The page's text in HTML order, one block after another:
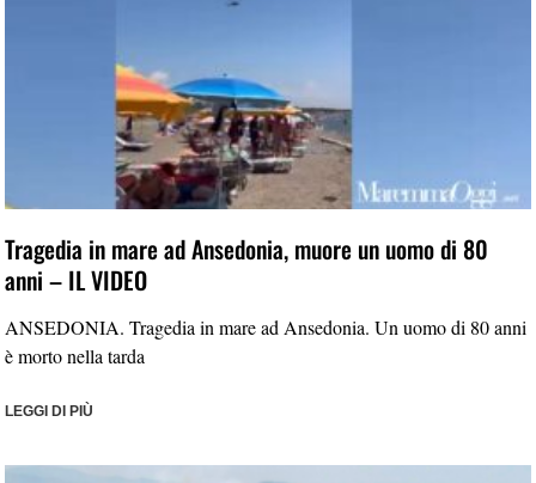
Tragedia in mare ad Ansedonia, muore un uomo di 80
anni – IL VIDEO
ANSEDONIA. Tragedia in mare ad Ansedonia. Un uomo di 80 anni
è morto nella tarda
LEGGI DI PIÙ